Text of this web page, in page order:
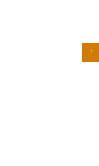
1